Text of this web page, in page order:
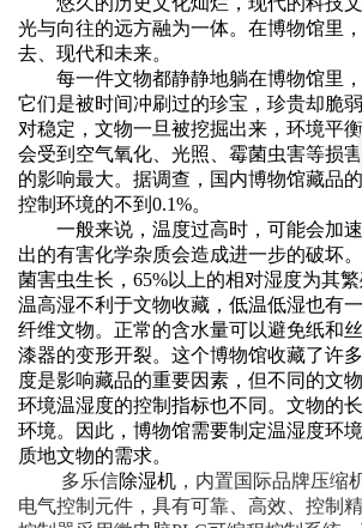
光与向往的远方融为一体。在博物馆里
去、现代和未来。
每一件文物都静静地躺在博物馆里
它们是被时间冲刷过的珍宝，珍贵却脆
对稳定，文物一旦被挖掘出来，环境平
会受到空气氧化、光照、霉菌虫害等损
的影响最大。据调查，国内博物馆藏品
控制环境的不到0.1%。
一般来说，温度过高时，可能会加
出的有害化学杂质会造成进一步的破坏
菌害虫生长，65%以上的相对湿度为其
温高湿不利于文物收藏，低温低湿也有
纤维文物。正常的含水量可以避免纸和
漆器的变形开裂。这个博物馆收藏了许
度是影响藏品的重要因素，但不同的文
环境温湿度的控制指标也不同。文物的
环境。因此，博物馆需要制定温湿度环
质地文物的需求。
多乐信除湿机 ，内置国际品牌压缩
电气控制元件，具有可靠、高效、控制